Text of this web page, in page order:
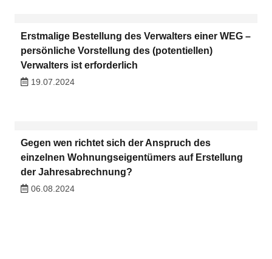
Erstmalige Bestellung des Verwalters einer WEG –
persönliche Vorstellung des (potentiellen)
Verwalters ist erforderlich
19.07.2024
Gegen wen richtet sich der Anspruch des
einzelnen Wohnungseigentümers auf Erstellung
der Jahresabrechnung?
06.08.2024